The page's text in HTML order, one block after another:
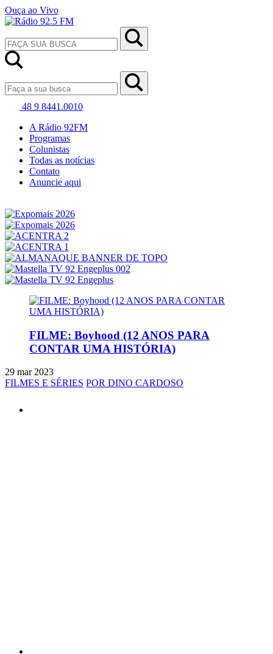
Ouça ao Vivo
48 9 8441.0010
A Rádio 92FM
Programas
Colunistas
Todas as notícias
Contato
Anuncie aqui
FILME: Boyhood (12 ANOS PARA
CONTAR UMA HISTÓRIA)
29 mar 2023
FILMES E SÉRIES POR DINO CARDOSO